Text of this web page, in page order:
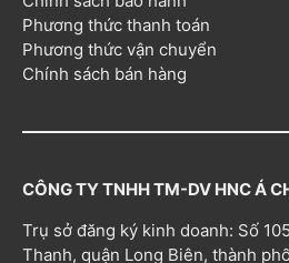
Phương thức thanh toán
Phương thức vận chuyển
Chính sách bán hàng
CÔNG TY TNHH TM-DV HNC Á
Trụ sở đăng ký kinh doanh: Số
Thanh, quận Long Biên, thành